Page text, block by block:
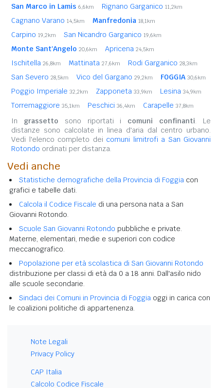
San Marco in Lamis 6,6km Rignano Garganico 11,2km
Cagnano Varano 14,5km Manfredonia 18,1km
Carpino 19,2km San Nicandro Garganico 19,6km
Monte Sant'Angelo 20,6km Apricena 24,5km
Ischitella 26,8km Mattinata 27,6km Rodi Garganico 28,3km
San Severo 28,5km Vico del Gargano 29,2km FOGGIA 30,6km
Poggio Imperiale 32,2km Zapponeta 33,9km Lesina 34,9km
Torremaggiore 35,1km Peschici 36,4km Carapelle 37,8km
In grassetto sono riportati i comuni confinanti. Le
distanze sono calcolate in linea d'aria dal centro urbano.
Vedi l'elenco completo dei comuni limitrofi a San Giovanni
Rotondo ordinati per distanza.
Vedi anche
Statistiche demografiche della Provincia di Foggia con
grafici e tabelle dati.
Calcola il Codice Fiscale di una persona nata a San
Giovanni Rotondo.
Scuole San Giovanni Rotondo pubbliche e private.
Materne, elementari, medie e superiori con codice
meccanografico.
Popolazione per età scolastica di San Giovanni Rotondo
distribuzione per classi di età da 0 a 18 anni. Dall'asilo nido
alle scuole secondarie.
Sindaci dei Comuni in Provincia di Foggia oggi in carica con
le coalizioni politiche di appartenenza.
Note Legali
Privacy Policy
CAP Italia
Calcolo Codice Fiscale